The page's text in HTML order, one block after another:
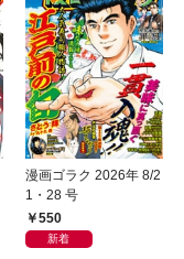
漫画ゴラク 2026年 8/2
1・28 号
550
新着